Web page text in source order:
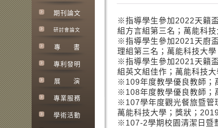
期刊論文
研討會論文
專 書
專利發明
展 演
專業服務
學術活動
※指導學生參加2022天籟
組方言組第三名；萬能科
※指導學生參加2021天廚
理組第三名；萬能科技大
※指導學生參加2021天籟
組英文組佳作；萬能科技
※109年度教學優良教師；
※108年度教學優良教師；
※107學年度觀光餐旅暨管
萬能科技大學；獎狀；
※107-2學期校園清潔日暨